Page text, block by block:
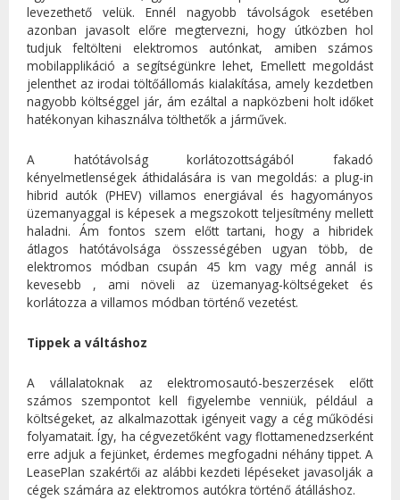
levezethető velük. Ennél nagyobb távolságok esetében
azonban javasolt előre megtervezni, hogy útközben hol
tudjuk feltölteni elektromos autónkat, amiben számos
mobilapplikáció a segítségünkre lehet, Emellett megoldást
jelenthet az irodai töltőállomás kialakítása, amely kezdetben
nagyobb költséggel jár, ám ezáltal a napközbeni holt időket
hatékonyan kihasználva tölthetők a járművek.
A hatótávolság korlátozottságából fakadó
kényelmetlenségek áthidalására is van megoldás: a plug-in
hibrid autók (PHEV) villamos energiával és hagyományos
üzemanyaggal is képesek a megszokott teljesítmény mellett
haladni. Ám fontos szem előtt tartani, hogy a hibridek
átlagos hatótávolsága összességében ugyan több, de
elektromos módban csupán 45 km vagy még annál is
kevesebb , ami növeli az üzemanyag-költségeket és
korlátozza a villamos módban történő vezetést.
Tippek a váltáshoz
A vállalatoknak az elektromosautó-beszerzések előtt
számos szempontot kell figyelembe venniük, például a
költségeket, az alkalmazottak igényeit vagy a cég működési
folyamatait. Így, ha cégvezetőként vagy flottamenedzserként
erre adjuk a fejünket, érdemes megfogadni néhány tippet. A
LeasePlan szakértői az alábbi kezdeti lépéseket javasolják a
cégek számára az elektromos autókra történő átálláshoz.